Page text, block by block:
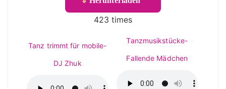
423 times
Tanz trimmt für mobile-
DJ Zhuk
Tanzmusikstücke-
Fallende Mädchen